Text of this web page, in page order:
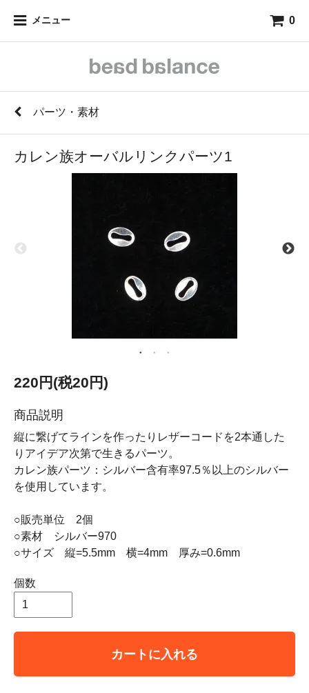
メニュー 0
パーツ・素材
カレン族オーバルリンクパーツ1
220円(税20円)
商品説明
縦に繋げてラインを作ったりレザーコードを2本通した
りアイデア次第で生きるパーツ。
カレン族パーツ：シルバー含有率97.5％以上のシルバー
を使用しています。
○販売単位 2個
○素材 シルバー970
○サイズ 縦=5.5mm 横=4mm 厚み=0.6mm
個数
カートに入れる